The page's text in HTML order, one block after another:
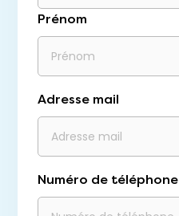
Prénom
Adresse mail
Numéro de téléphone